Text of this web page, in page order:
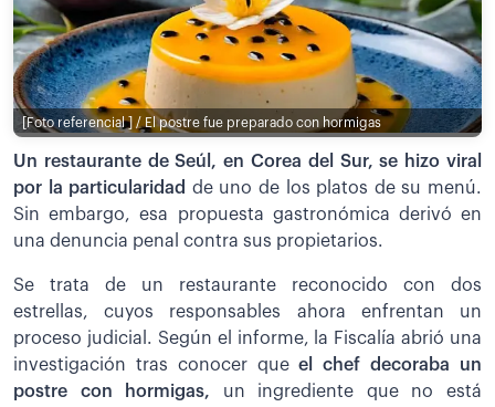
[Foto referencial ] / El postre fue preparado con hormigas
Un restaurante de Seúl, en Corea del Sur, se hizo viral
por la particularidad de uno de los platos de su menú.
Sin embargo, esa propuesta gastronómica derivó en
una denuncia penal contra sus propietarios.
Se trata de un restaurante reconocido con dos
estrellas, cuyos responsables ahora enfrentan un
proceso judicial. Según el informe, la Fiscalía abrió una
investigación tras conocer queel chef decoraba un
postre con hormigas, un ingrediente que no está